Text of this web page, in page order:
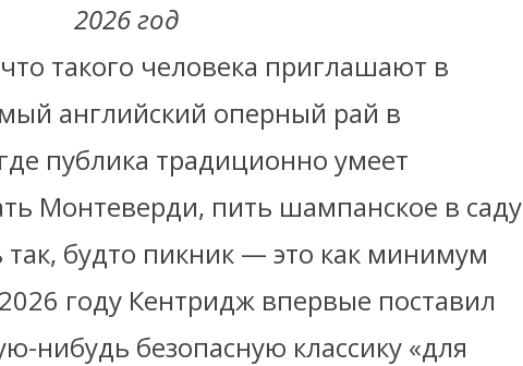
2026 год
такого человека приглашают в
английский оперный рай в
публика традиционно умеет
Монтеверди, пить шампанское в саду
так, будто пикник — это как минимум
году Кентридж впервые поставил
нибудь безопасную классику «для